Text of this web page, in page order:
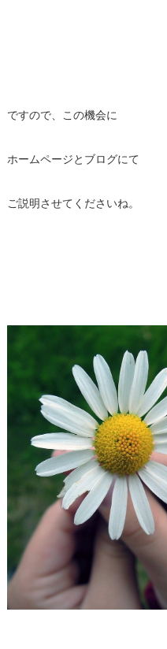
ですので、この機会に
ホームページとブログにて
ご説明させてくださいね。